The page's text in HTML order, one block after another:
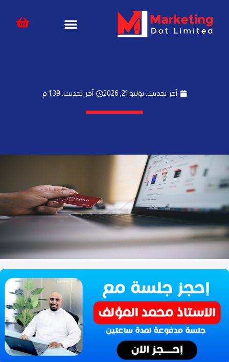
المحتوى
آخر تحديث: يوليو 21, 2026 آخر تحديث: 1:39 م